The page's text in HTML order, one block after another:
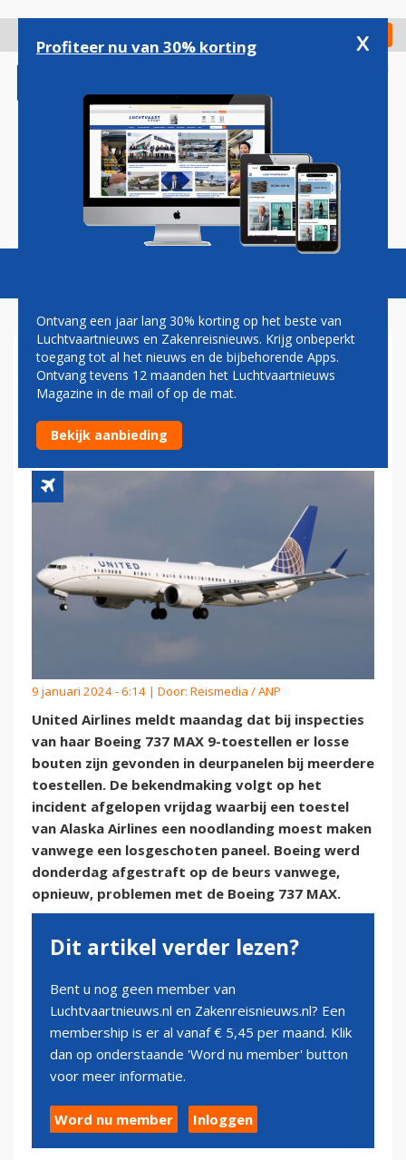
gaan
Check in
Magazine Podcasts Vacatures
OOK UNITED AIRLINES VINDT
LOSSE BOUTEN IN BOEING-
TOESTEL
9 januari 2024 - 6:14 | Door: Reismedia / ANP
United Airlines meldt maandag dat bij inspecties
van haar Boeing 737 MAX 9-toestellen er losse
bouten zijn gevonden in deurpanelen bij meerdere
toestellen. De bekendmaking volgt op het
incident afgelopen vrijdag waarbij een toestel
van Alaska Airlines een noodlanding moest maken
vanwege een losgeschoten paneel. Boeing werd
donderdag afgestraft op de beurs vanwege,
opnieuw, problemen met de Boeing 737 MAX.
Dit artikel verder lezen?
Bent u nog geen member van
Luchtvaartnieuws.nl en Zakenreisnieuws.nl? Een
membership is er al vanaf € 5,45 per maand. Klik
dan op onderstaande 'Word nu member' button
voor meer informatie.
Word nu member Inloggen
Profiteer nu van 30% korting x
Ontvang een jaar lang 30% korting op het beste van
Luchtvaartnieuws en Zakenreisnieuws. Krijg onbeperkt
toegang tot al het nieuws en de bijbehorende Apps.
Ontvang tevens 12 maanden het Luchtvaartnieuws
Magazine in de mail of op de mat.
Bekijk aanbieding